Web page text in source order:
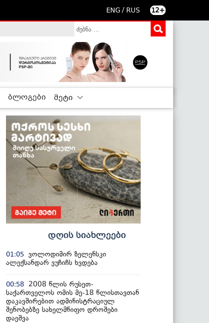
ENG / RUS 12+
ბლოგები მეტი
დღის სიახლეები
01:05 ვოლოდიმირ ზელენსკი
ალექსანდარ ვუჩიჩს ხვდება
00:58
2008 წლის რუსეთ-
საქართველოს ომის მე-18 წლისთავთან
დაკავშირებით ადმინისტრაციულ
შენობებზე სახელმწიფო დროშები
დაეშვა